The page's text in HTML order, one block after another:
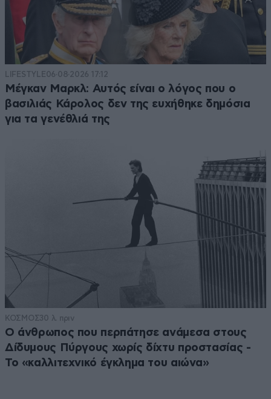
LIFESTYLE06·08·2026 17:12
Μέγκαν Μαρκλ: Αυτός είναι ο λόγος που ο
βασιλιάς Κάρολος δεν της ευχήθηκε δημόσια
για τα γενέθλιά της
ΚΟΣΜΟΣ30 λ. πριν
Ο άνθρωπος που περπάτησε ανάμεσα στους
Δίδυμους Πύργους χωρίς δίχτυ προστασίας -
Το «καλλιτεχνικό έγκλημα του αιώνα»